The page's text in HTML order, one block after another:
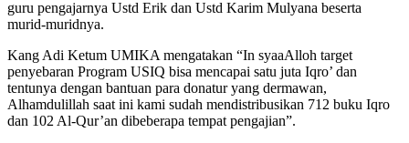
guru pengajarnya Ustd Erik dan Ustd Karim Mulyana beserta
murid-muridnya.
Kang Adi Ketum UMIKA mengatakan “In syaaAlloh target
penyebaran Program USIQ bisa mencapai satu juta Iqro’ dan
tentunya dengan bantuan para donatur yang dermawan,
Alhamdulillah saat ini kami sudah mendistribusikan 712 buku Iqro
dan 102 Al-Qur’an dibeberapa tempat pengajian”.